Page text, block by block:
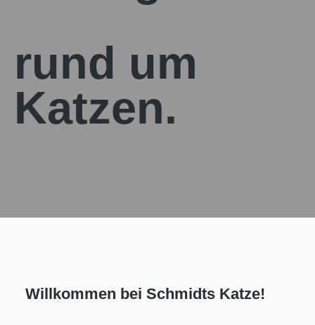
rund um
Katzen.
Willkommen bei Schmidts Katze!